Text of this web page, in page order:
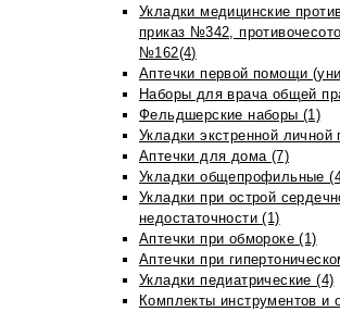
Укладки медицинские
приказ №342,
№162(4)
Аптечки первой помощи
Наборы для врача общей
Фельдшерские наборы (1)
Укладки экстренной личной
Аптечки для дома (7)
Укладки общепрофильные
Укладки при острой
недостаточности (1)
Аптечки при обмороке (1)
Аптечки при
Укладки педиатрические (4)
Комплекты инструментов и